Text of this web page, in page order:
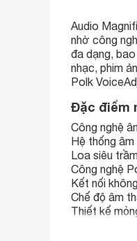
Audio
nhờ công
đa dạng,
nhạc, phim
Polk
Đặc điểm
Công nghệ
Hệ thống
Loa siêu
Công nghệ
Kết nối
Chế độ âm
Thiết kế